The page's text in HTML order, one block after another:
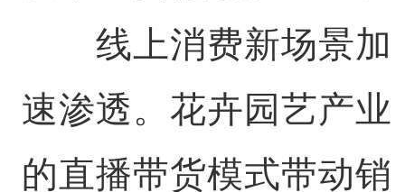
线上消费新场景加
速渗透。花卉园艺产业
的直播带货模式带动销